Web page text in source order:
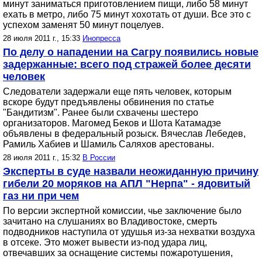
минут заниматься приготовлением пищи, либо 58 минут
ехать в метро, либо 75 минут хохотать от души. Все это с
успехом заменят 50 минут поцелуев.
28 июля 2011 г., 15:33 Инопресса
По делу о нападении на Сагру появились новые
задержанные: всего под стражей более десяти
человек
Следователи задержали еще пять человек, которым
вскоре будут предъявлены обвинения по статье
"Бандитизм". Ранее были схвачены шестеро
организаторов. Магомед Беков и Шота Катамадзе
объявлены в федеральный розыск. Вячеслав Лебедев,
Рамиль Хабиев и Шамиль Саляхов арестованы.
28 июля 2011 г., 15:32 В России
Эксперты в суде назвали неожиданную причину
гибели 20 моряков на АПЛ "Нерпа" - ядовитый
газ ни при чем
По версии экспертной комиссии, чье заключение было
зачитано на слушаниях во Владивостоке, смерть
подводников наступила от удушья из-за нехватки воздуха
в отсеке. Это может вывести из-под удара лиц,
отвечавших за оснащение системы пожаротушения,